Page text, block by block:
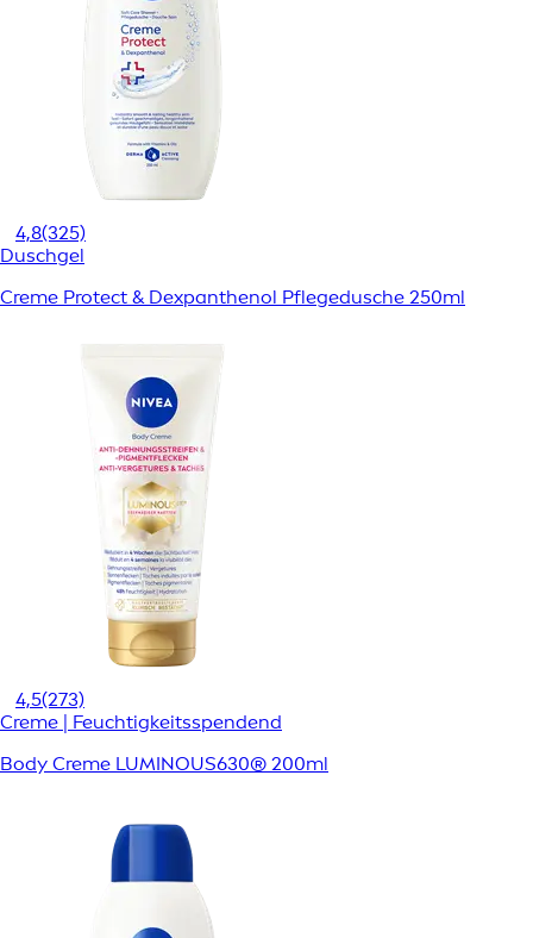
4,8(325)
Duschgel
Creme Protect & Dexpanthenol Pflegedusche 250ml
4,5(273)
Creme | Feuchtigkeitsspendend
Body Creme LUMINOUS630® 200ml